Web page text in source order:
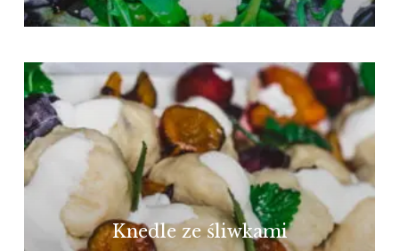
Knedle ze śliwkami